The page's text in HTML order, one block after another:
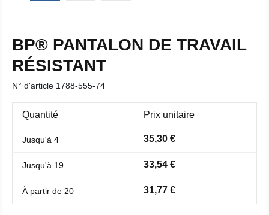
BP® PANTALON DE TRAVAIL
RÉSISTANT
N° d'article 1788-555-74
Quantité Prix unitaire
Jusqu'à 4 35,30 €
Jusqu'à 19 33,54 €
À partir de 20 31,77 €